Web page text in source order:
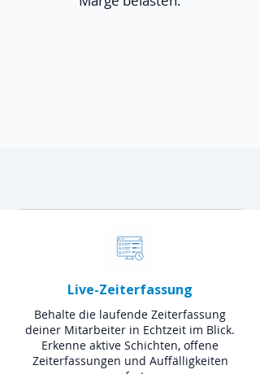
Live-Zeiterfassung
Behalte die laufende Zeiterfassung
deiner Mitarbeiter in Echtzeit im Blick.
Erkenne aktive Schichten, offene
Zeiterfassungen und Auffälligkeiten